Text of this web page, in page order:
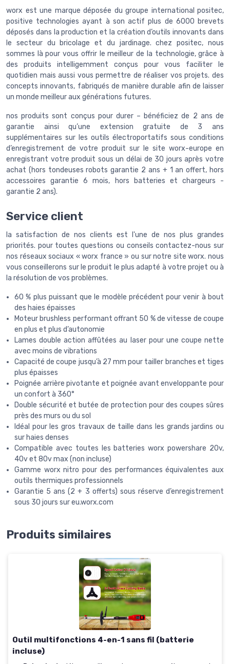
worx est une marque déposée du groupe international positec,
positive technologies ayant à son actif plus de 6000 brevets
déposés dans la production et la création d’outils innovants dans
le secteur du bricolage et du jardinage. chez positec, nous
sommes là pour vous offrir le meilleur de la technologie, grâce à
des produits intelligemment conçus pour vous faciliter le
quotidien mais aussi vous permettre de réaliser vos projets. des
concepts innovants, fabriqués de manière durable afin de laisser
un monde meilleur aux générations futures.
nos produits sont conçus pour durer – bénéficiez de 2 ans de
garantie ainsi qu’une extension gratuite de 3 ans
supplémentaires sur les outils électroportatifs sous conditions
d’enregistrement de votre produit sur le site worx-europe en
enregistrant votre produit sous un délai de 30 jours après votre
achat (hors tondeuses robots garantie 2 ans + 1 an offert, hors
accessoires garantie 6 mois, hors batteries et chargeurs -
garantie 2 ans).
Service client
la satisfaction de nos clients est l'une de nos plus grandes
priorités. pour toutes questions ou conseils contactez-nous sur
nos réseaux sociaux « worx france » ou sur notre site worx. nous
vous conseillerons sur le produit le plus adapté à votre projet ou à
la résolution de vos problèmes.
60 % plus puissant que le modèle précédent pour venir à bout
des haies épaisses
Moteur brushless performant offrant 50 % de vitesse de coupe
en plus et plus d’autonomie
Lames double action affûtées au laser pour une coupe nette
avec moins de vibrations
Capacité de coupe jusqu’à 27 mm pour tailler branches et tiges
plus épaisses
Poignée arrière pivotante et poignée avant enveloppante pour
un confort à 360°
Double sécurité et butée de protection pour des coupes sûres
près des murs ou du sol
Idéal pour les gros travaux de taille dans les grands jardins ou
sur haies denses
Compatible avec toutes les batteries worx powershare 20v,
40v et 80v max (non incluse)
Gamme worx nitro pour des performances équivalentes aux
outils thermiques professionnels
Garantie 5 ans (2 + 3 offerts) sous réserve d’enregistrement
sous 30 jours sur eu.worx.com
Produits similaires
Outil multifonctions 4-en-1 sans fil (batterie
incluse)